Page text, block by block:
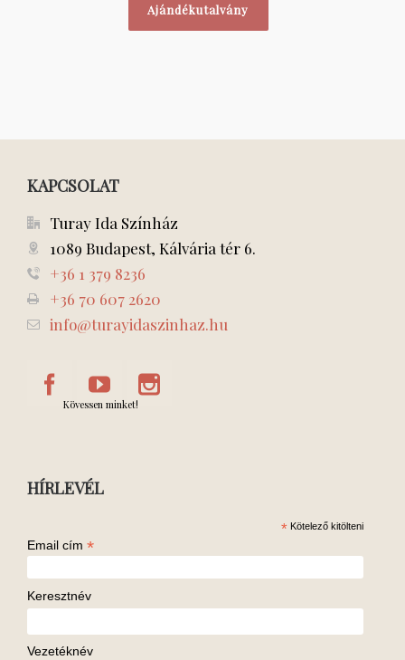
Ajándékutalvány
KAPCSOLAT
Turay Ida Színház
1089 Budapest, Kálvária tér 6.
+36 1 379 8236
+36 70 607 2620
info@turayidaszinhaz.hu
Kövessen minket!
HÍRLEVÉL
* Kötelező kitölteni
Email cím *
Keresztnév
Vezetéknév